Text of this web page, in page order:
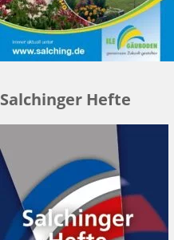
Salchinger Hefte